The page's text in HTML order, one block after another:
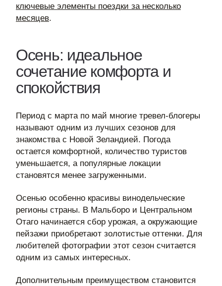
ключевые элементы поездки за несколько
месяцев.
Осень: идеальное
сочетание комфорта и
спокойствия
Период с марта по май многие тревел-блогеры
называют одним из лучших сезонов для
знакомства с Новой Зеландией. Погода
остается комфортной, количество туристов
уменьшается, а популярные локации
становятся менее загруженными.
Осенью особенно красивы винодельческие
регионы страны. В Мальборо и Центральном
Отаго начинается сбор урожая, а окружающие
пейзажи приобретают золотистые оттенки. Для
любителей фотографии этот сезон считается
одним из самых интересных.
Дополнительным преимуществом становится